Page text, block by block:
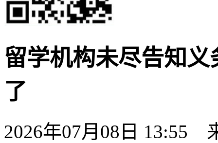
留学机构未尽告知
了
2026年07月08日 13:55